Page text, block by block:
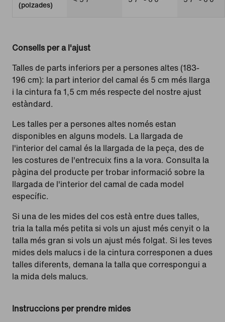
(polzades)
Consells per a l'ajust
Talles de parts inferiors per a persones altes (183-
196 cm): la part interior del camal és 5 cm més llarga
i la cintura fa 1,5 cm més respecte del nostre ajust
estàndard.
Les talles per a persones altes només estan
disponibles en alguns models. La llargada de
l'interior del camal és la llargada de la peça, des de
les costures de l'entrecuix fins a la vora. Consulta la
pàgina del producte per trobar informació sobre la
llargada de l'interior del camal de cada model
específic.
Si una de les mides del cos està entre dues talles,
tria la talla més petita si vols un ajust més cenyit o la
talla més gran si vols un ajust més folgat. Si les teves
mides dels malucs i de la cintura corresponen a dues
talles diferents, demana la talla que correspongui a
la mida dels malucs.
Instruccions per prendre mides